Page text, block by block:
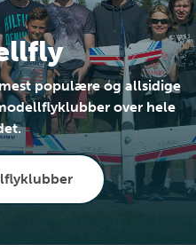
populære og allsidige
over hele